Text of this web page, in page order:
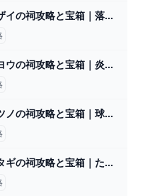
テンベザイの祠攻略と宝箱｜落下速度
キウヨヨウの祠攻略と宝箱｜炎を遮るもの
マヤマツノの祠攻略と宝箱｜球の通り道
カラハタギの祠攻略と宝箱｜ただよう炎